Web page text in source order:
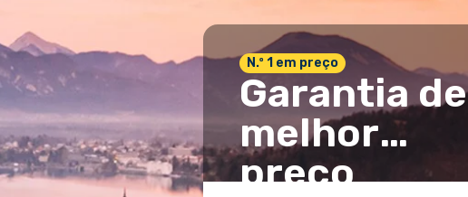
N.º 1 em preço
Garantia de
melhor
preço